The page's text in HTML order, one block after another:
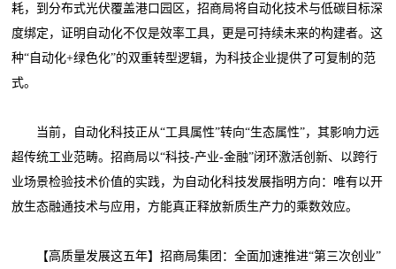
耗，到分布式光伏覆盖港口园区，招商局将自动化技术与低碳目标深
度绑定，证明自动化不仅是效率工具，更是可持续未来的构建者。这
种“自动化+绿色化”的双重转型逻辑，为科技企业提供了可复制的范
式。
当前，自动化科技正从“工具属性”转向“生态属性”，其影响力远
超传统工业范畴。招商局以“科技-产业-金融”闭环激活创新、以跨行
业场景检验技术价值的实践，为自动化科技发展指明方向：唯有以开
放生态融通技术与应用，方能真正释放新质生产力的乘数效应。
【高质量发展这五年】招商局集团：全面加速推进“第三次创业”